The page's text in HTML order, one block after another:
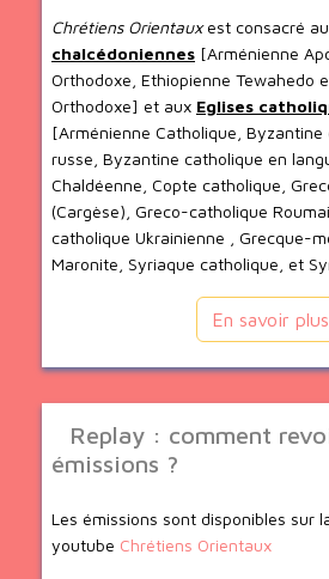
Chrétiens Orientauxest consacré
chalcédoniennes [Arménienne
Orthodoxe, Ethiopienne Tewahedo
Orthodoxe] et aux Eglises
[Arménienne Catholique,
russe, Byzantine catholique en
Chaldéenne, Copte catholique,
(Cargèse), Greco-catholique
catholique Ukrainienne , Grecque-
Maronite, Syriaque catholique, et
En savoir plus
Replay : comment
émissions ?
Les émissions sont disponibles sur
youtube Chrétiens Orientaux